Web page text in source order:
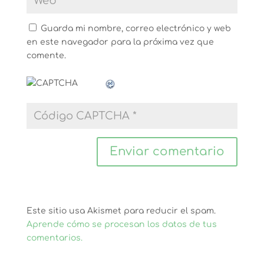
Guarda mi nombre, correo electrónico y web
en este navegador para la próxima vez que
comente.
Este sitio usa Akismet para reducir el spam.
Aprende cómo se procesan los datos de tus
comentarios.